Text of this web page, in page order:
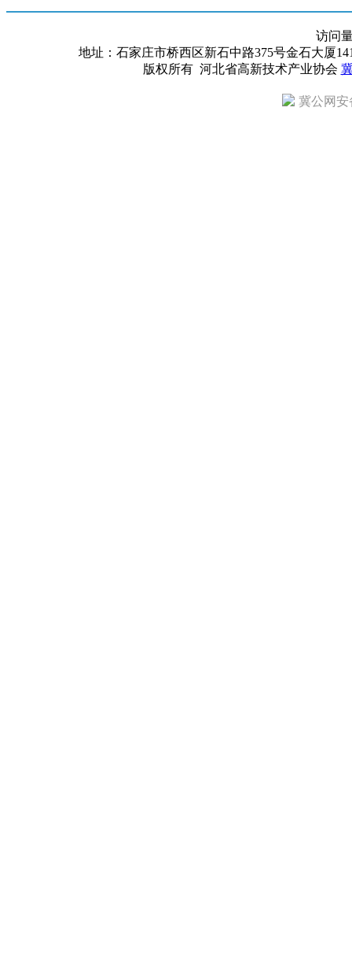
访问
地址：石家庄市桥西区新石中路375号金石大厦
版权所有 河北省高新技术产业协会
冀公网安